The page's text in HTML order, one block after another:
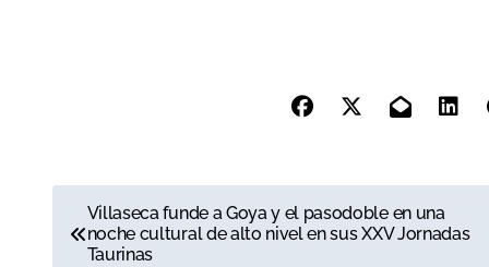
a
Villaseca funde a Goya y el pasodoble en una
noche cultural de alto nivel en sus XXV Jornadas
Taurinas